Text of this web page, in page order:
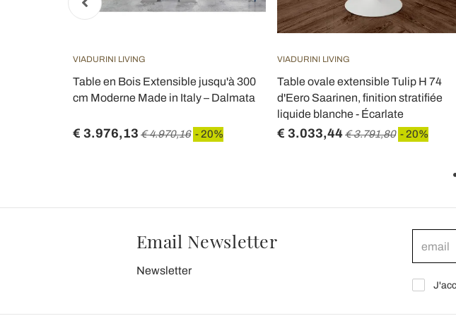
VIADURINI LIVING
Table en Bois Extensible jusqu'à 300
cm Moderne Made in Italy – Dalmata
€ 3.976,13 € 4.970,16 - 20%
VIADURINI LIVING
Table ovale extensible Tulip H 74
d'Eero Saarinen, finition stratifiée
liquide blanche - Écarlate
€ 3.033,44€ 3.791,80 - 20%
Email Newsletter
Newsletter